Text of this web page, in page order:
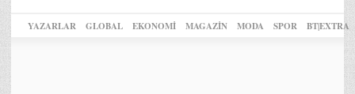
YAZARLAR GLOBAL EKONOMİ MAGAZİN MODA SPOR BT|EXTRA